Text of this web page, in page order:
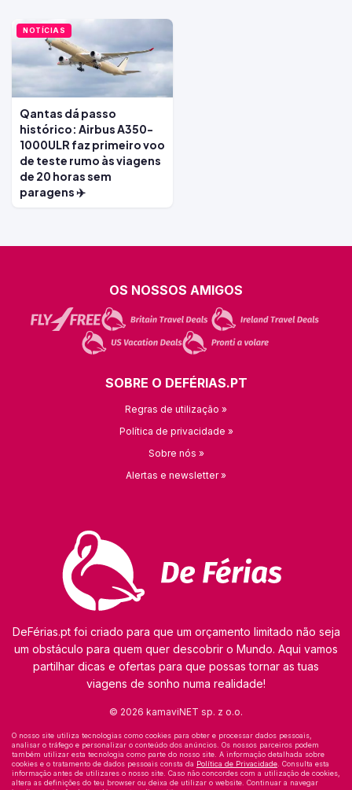
NOTÍCIAS
Qantas dá passo
histórico: Airbus A350-
1000ULR faz primeiro voo
de teste rumo às viagens
de 20 horas sem
paragens ✈️
DeFérias.pt foi criado para que um orçamento limitado não seja
um obstáculo para quem quer descobrir o Mundo. Aqui vamos
partilhar dicas e ofertas para que possas tornar as tuas
viagens de sonho numa realidade!
© 2026 kamaviNET sp. z o.o.
OS NOSSOS AMIGOS
SOBRE O DEFÉRIAS.PT
Regras de utilização »
Política de privacidade »
Sobre nós »
Alertas e newsletter »
O nosso site utiliza tecnologias como cookies para obter e processar dados pessoais,
analisar o tráfego e personalizar o conteúdo dos anúncios. Os nossos parceiros podem
também utilizar esta tecnologia como parte do nosso site. A informação detalhada sobre
cookies e o tratamento de dados pessoais consta da Política de Privacidade . Consulta esta
informação antes de utilizares o nosso site. Caso não concordes com a utilização de cookies,
altera as definições do teu browser ou deixa de utilizar o website. Continuar a navegar